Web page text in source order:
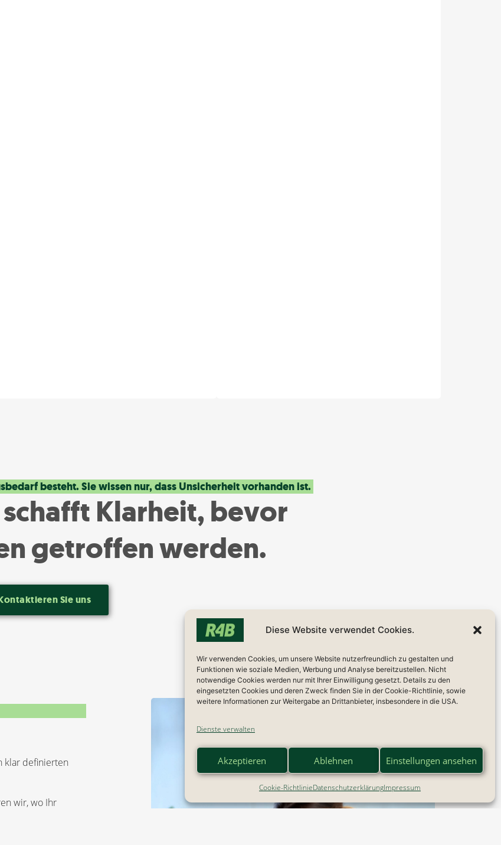
Diese Website verwendet Cookies.
Wir verwenden Cookies, um unsere Website nutzerfreundlich zu gestalten und
Funktionen wie soziale Medien, Werbung und Analyse bereitzustellen. Nicht
notwendige Cookies werden nur mit Ihrer Einwilligung gesetzt. Details zu den
eingesetzten Cookies und deren Zweck finden Sie in der Cookie-Richtlinie, sowie
weitere Informationen zur Weitergabe an Drittanbieter, insbesondere in die USA.
Dienste verwalten
Akzeptieren Ablehnen Einstellungen ansehen
Cookie-RichtlinieDatenschutzerklärungImpressum
besteht. Sie wissen nur, dass Unsicherheit vorhanden ist.
Klarheit, bevor
getroffen werden.
Sie uns
klar definierten
wir, wo Ihr